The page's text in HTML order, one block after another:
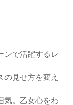
ンで活躍するレ
の見せ方を変え
気。乙女心をわ